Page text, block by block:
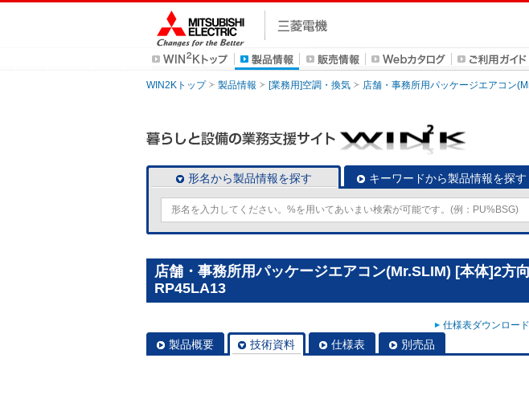
WIN2Kトップ 製品情報 [業務用]空調・換気 店舗・事務所用パッケージエアコン
形名から製品情報を探す キーワードから製品情報を探す
店舗・事務所用パッケージエアコン(Mr.SLIM) [本体]2方
RP45LA13
仕様表ダウンロー
製品概要 技術資料 仕様表 別売品